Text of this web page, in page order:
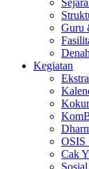
Guru
Kegiatan
OSIS
Cak